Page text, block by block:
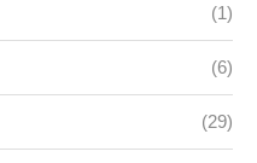
(1)
(6)
(29)